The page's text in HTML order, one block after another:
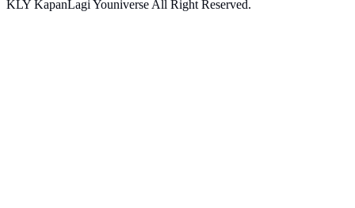
KLY KapanLagi Youniverse All Right Reserved.